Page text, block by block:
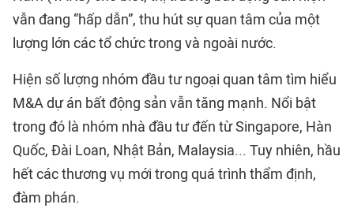
vẫn đang “hấp dẫn”, thu hút sự quan tâm của một
lượng lớn các tổ chức trong và ngoài nước.
Hiện số lượng nhóm đầu tư ngoại quan tâm tìm hiểu
M&A dự án bất động sản vẫn tăng mạnh. Nổi bật
trong đó là nhóm nhà đầu tư đến từ Singapore, Hàn
Quốc, Đài Loan, Nhật Bản, Malaysia... Tuy nhiên, hầu
hết các thương vụ mới trong quá trình thẩm định,
đàm phán.